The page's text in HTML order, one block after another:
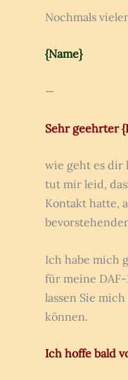
Nochmals
{Name}
—
Sehr geehrter
wie geht es dir
tut mir leid,
Kontakt hatte,
Ich habe mich
für meine
lassen Sie
können.
Ich hoffe bald